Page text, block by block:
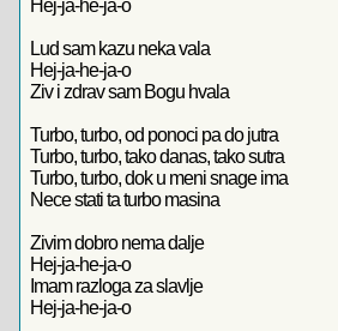
Hej-ja-he-ja-o
Lud sam kazu neka vala
Hej-ja-he-ja-o
Ziv i zdrav sam Bogu hvala
Turbo, turbo, od ponoci pa do jutra
Turbo, turbo, tako danas, tako sutra
Turbo, turbo, dok u meni snage ima
Nece stati ta turbo masina
Zivim dobro nema dalje
Hej-ja-he-ja-o
Imam razloga za slavlje
Hej-ja-he-ja-o